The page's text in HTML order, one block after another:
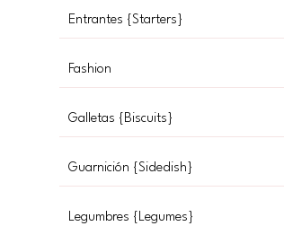
Entrantes {Starters}
Fashion
Galletas {Biscuits}
Guarnición {Sidedish}
Legumbres {Legumes}